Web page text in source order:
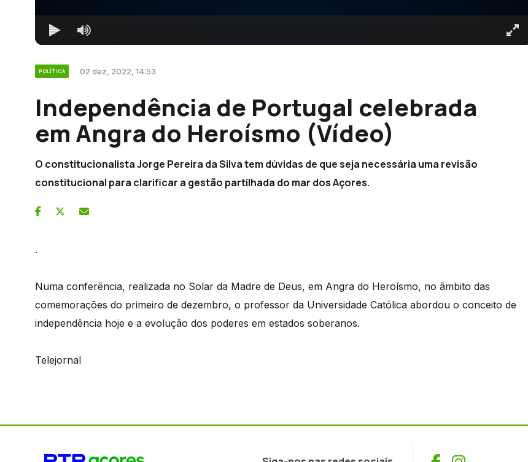
POLÍTICA 02 dez, 2022, 14:53
Independência de Portugal celebrada
em Angra do Heroísmo (Vídeo)
O constitucionalista Jorge Pereira da Silva tem dúvidas de que seja necessária uma revisão
constitucional para clarificar a gestão partilhada do mar dos Açores.
.
Numa conferência, realizada no Solar da Madre de Deus, em Angra do Heroísmo, no âmbito das
comemorações do primeiro de dezembro, o professor da Universidade Católica abordou o conceito de
independência hoje e a evolução dos poderes em estados soberanos.
Telejornal